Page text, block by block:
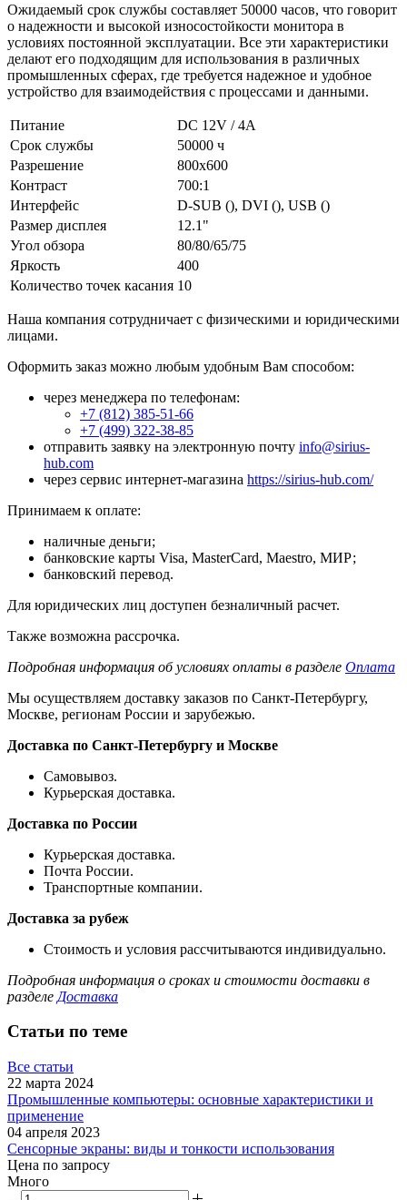
Ожидаемый срок службы составляет 50000 часов, что говорит
о надежности и высокой износостойкости монитора в
условиях постоянной эксплуатации. Все эти характеристики
делают его подходящим для использования в различных
промышленных сферах, где требуется надежное и удобное
устройство для взаимодействия с процессами и данными.
Питание
DC 12V / 4A
Срок службы
50000 ч
Разрешение
800x600
Контраст
700:1
Интерфейс
D-SUB (), DVI (), USB ()
Размер дисплея
12.1"
Угол обзора
80/80/65/75
Яркость
400
Количество точек касания 10
Наша компания сотрудничает с физическими и юридическими
лицами.
Оформить заказ можно любым удобным Вам способом:
через менеджера по телефонам:
+7 (812) 385-51-66
+7 (499) 322-38-85
отправить заявку на электронную почту info@sirius-
hub.com
через сервис интернет-магазина https://sirius-hub.com/
Принимаем к оплате:
наличные деньги;
банковские карты Visa, MasterCard, Maestro, МИР;
банковский перевод.
Для юридических лиц доступен безналичный расчет.
Также возможна рассрочка.
Подробная информация об условиях оплаты в разделе Оплата
Мы осуществляем доставку заказов по Санкт-Петербургу,
Москве, регионам России и зарубежью.
Доставка по Санкт-Петербургу и Москве
Самовывоз.
Курьерская доставка.
Доставка по России
Курьерская доставка.
Почта России.
Транспортные компании.
Доставка за рубеж
Стоимость и условия рассчитываются индивидуально.
Подробная информация о сроках и стоимости доставки в
разделе Доставка
Статьи по теме
Все статьи
22 марта 2024
Промышленные компьютеры: основные характеристики и
применение
04 апреля 2023
Сенсорные экраны: виды и тонкости использования
Цена по запросу
Много